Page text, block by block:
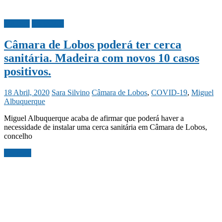
Câmara de Lobos poderá ter cerca
sanitária. Madeira com novos 10 casos
positivos.
18 Abril, 2020 Sara Silvino Câmara de Lobos, COVID-19, Miguel
Albuquerque
Miguel Albuquerque acaba de afirmar que poderá haver a
necessidade de instalar uma cerca sanitária em Câmara de Lobos,
concelho